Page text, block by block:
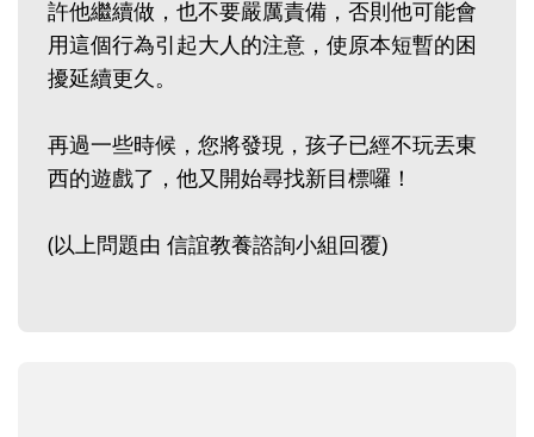
許他繼續做，也不要嚴厲責備，否則他可能會
用這個行為引起大人的注意，使原本短暫的困
擾延續更久。
再過一些時候，您將發現，孩子已經不玩丟東
西的遊戲了，他又開始尋找新目標囉！
(以上問題由 信誼教養諮詢小組回覆)